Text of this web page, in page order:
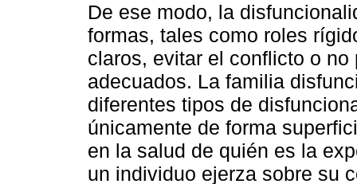
De ese modo, la
formas, tales como roles
claros, evitar el conflicto o
adecuados. La familia
diferentes tipos de
únicamente de forma
en la salud de quién es la
un individuo ejerza sobre su